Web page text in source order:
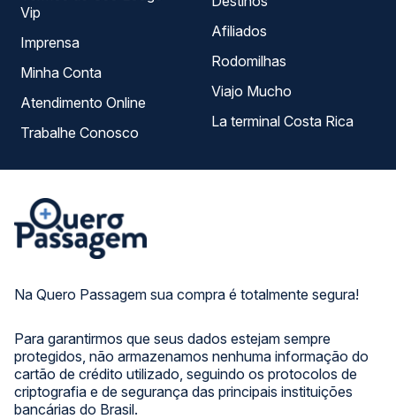
Na Quero Passagem sua compra é totalmente segura!
Para garantirmos que seus dados estejam sempre
protegidos, não armazenamos nenhuma informação do
cartão de crédito utilizado, seguindo os protocolos de
criptografia e de segurança das principais instituições
bancárias do Brasil.
Vip
Imprensa
Minha Conta
Atendimento Online
Trabalhe Conosco
Afiliados
Rodomilhas
Viajo Mucho
La terminal Costa Rica